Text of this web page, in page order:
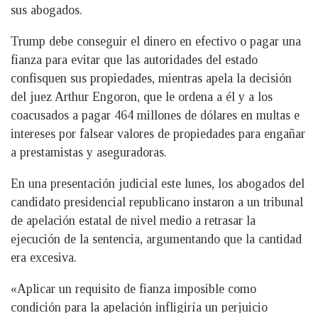
sus abogados.
Trump debe conseguir el dinero en efectivo o pagar una
fianza para evitar que las autoridades del estado
confisquen sus propiedades, mientras apela la decisión
del juez Arthur Engoron, que le ordena a él y a los
coacusados a pagar 464 millones de dólares en multas e
intereses por falsear valores de propiedades para engañar
a prestamistas y aseguradoras.
En una presentación judicial este lunes, los abogados del
candidato presidencial republicano instaron a un tribunal
de apelación estatal de nivel medio a retrasar la
ejecución de la sentencia, argumentando que la cantidad
era excesiva.
«Aplicar un requisito de fianza imposible como
condición para la apelación infligiría un perjuicio